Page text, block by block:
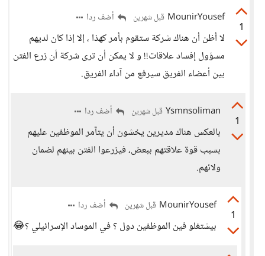
1
MounirYousef قبل شهرين أضف ردا
لا أظن أن هناك شركة ستقوم بأمر كهذا ، إلا إذا كان لديهم
مسؤول إفساد علاقات!! و لا يمكن أن ترى شركة أن زرع الفتن
بين أعضاء الفريق سيرفع من آداء الفريق.
1
Ysmnsoliman قبل شهرين أضف ردا
بالعكس هناك مديرين يخشون أن يتآمر الموظفين عليهم
بسبب قوة علاقتهم ببعض، فيزرعوا الفتن بينهم لضمان
ولائهم.
1
MounirYousef قبل شهرين أضف ردا
بيشتغلو فين الموظفين دول ؟ في الموساد الإسرائيلي ؟😂